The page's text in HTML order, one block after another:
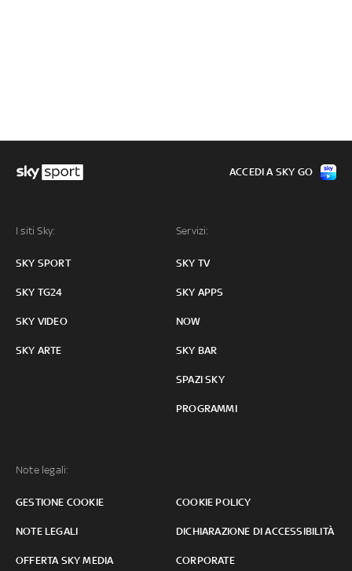
I siti Sky:
SKY SPORT
SKY TG24
SKY VIDEO
SKY ARTE
Servizi:
SKY TV
SKY APPS
NOW
SKY BAR
SPAZI SKY
PROGRAMMI
Note legali:
GESTIONE COOKIE COOKIE POLICY
NOTE LEGALI DICHIARAZIONE DI ACCESSIBILITÀ
OFFERTA SKY MEDIA CORPORATE
ACCEDI A SKY GO